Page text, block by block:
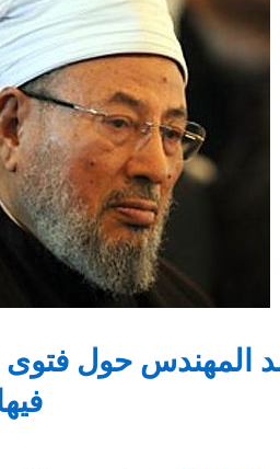
المهندس حول فتوى